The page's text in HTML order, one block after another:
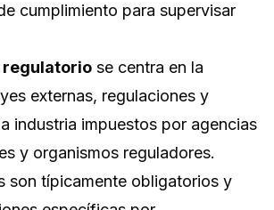
cumplimiento para supervisar
regulatorio se centra en la
externas, regulaciones y
industria impuestos por agencias
y organismos reguladores.
son típicamente obligatorios y